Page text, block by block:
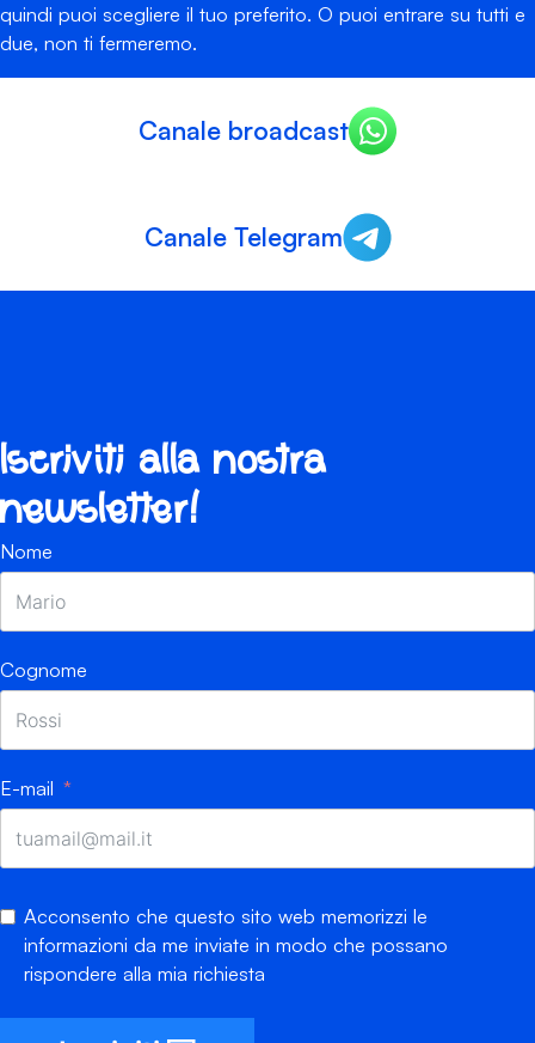
quindi puoi scegliere il tuo preferito. O puoi entrare su tutti e
due, non ti fermeremo.
Canale broadcast
Canale Telegram
Iscriviti alla nostra
newsletter!
Nome
Cognome
E-mail
Acconsento che questo sito web memorizzi le
informazioni da me inviate in modo che possano
rispondere alla mia richiesta